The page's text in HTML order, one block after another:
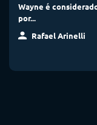
Wayne é
por...
Rafael Arinelli